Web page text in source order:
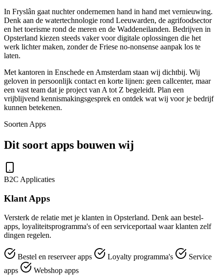
In Fryslân gaat nuchter ondernemen hand in hand met vernieuwing.
Denk aan de watertechnologie rond Leeuwarden, de agrifoodsector
en het toerisme rond de meren en de Waddeneilanden. Bedrijven in
Opsterland kiezen steeds vaker voor digitale oplossingen die het
werk lichter maken, zonder de Friese no-nonsense aanpak los te
laten.
Met kantoren in Enschede en Amsterdam staan wij dichtbij. Wij
geloven in persoonlijk contact en korte lijnen: geen callcenter, maar
een vast team dat je project van A tot Z begeleidt. Plan een
vrijblijvend kennismakingsgesprek en ontdek wat wij voor je bedrijf
kunnen betekenen.
Soorten Apps
Dit soort apps bouwen wij
B2C Applicaties
Klant Apps
Versterk de relatie met je klanten in Opsterland. Denk aan bestel-
apps, loyaliteitsprogramma's of een serviceportaal waar klanten zelf
dingen regelen.
Bestel en reserveer apps Loyalty programma's
Service
apps
Webshop apps